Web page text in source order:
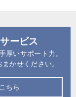
ービス
厚いサポート力。
かせください。
ちら